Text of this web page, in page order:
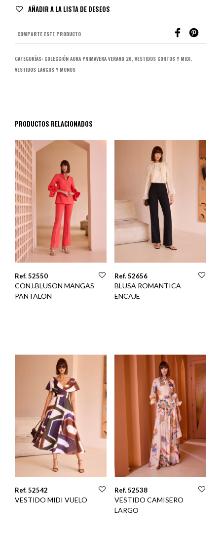
AÑADIR A LA LISTA DE DESEOS
COMPARTE ESTE PRODUCTO
CATEGORÍAS: COLECCIÓN AURA PRIMAVERA VERANO 26, VESTIDOS CORTOS Y MIDI,
VESTIDOS LARGOS Y MONOS
PRODUCTOS RELACIONADOS
Ref. 52550
CONJ.BLUSON MANGAS
PANTALON
Ref. 52656
BLUSA ROMANTICA
ENCAJE
Ref. 52542
VESTIDO MIDI VUELO
Ref. 52538
VESTIDO CAMISERO
LARGO